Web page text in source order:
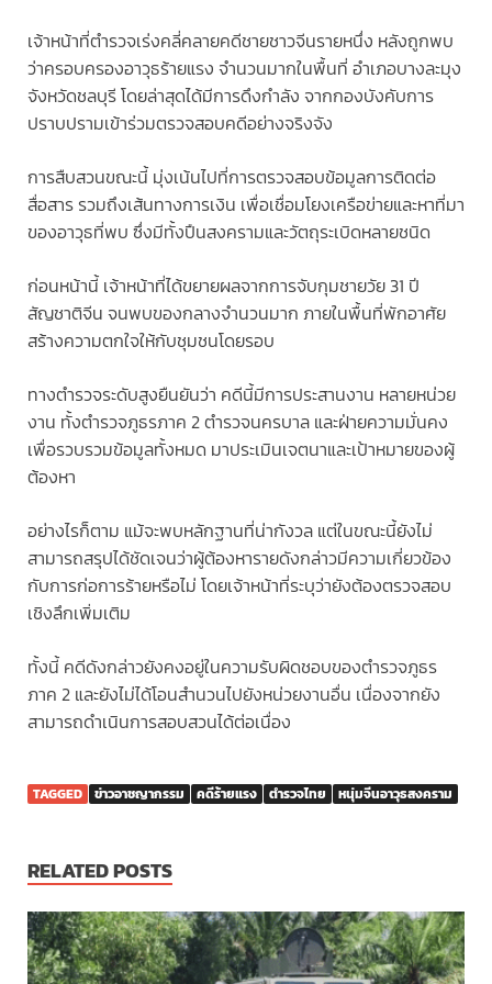
เจ้าหน้าที่ตำรวจเร่งคลี่คลายคดีชายชาวจีนรายหนึ่ง หลังถูกพบ
ว่าครอบครองอาวุธร้ายแรง จำนวนมากในพื้นที่ อำเภอบางละมุง
จังหวัดชลบุรี โดยล่าสุดได้มีการดึงกำลัง จากกองบังคับการ
ปราบปรามเข้าร่วมตรวจสอบคดีอย่างจริงจัง
การสืบสวนขณะนี้ มุ่งเน้นไปที่การตรวจสอบข้อมูลการติดต่อ
สื่อสาร รวมถึงเส้นทางการเงิน เพื่อเชื่อมโยงเครือข่ายและหาที่มา
ของอาวุธที่พบ ซึ่งมีทั้งปืนสงครามและวัตถุระเบิดหลายชนิด
ก่อนหน้านี้ เจ้าหน้าที่ได้ขยายผลจากการจับกุมชายวัย 31 ปี
สัญชาติจีน จนพบของกลางจำนวนมาก ภายในพื้นที่พักอาศัย
สร้างความตกใจให้กับชุมชนโดยรอบ
ทางตำรวจระดับสูงยืนยันว่า คดีนี้มีการประสานงาน หลายหน่วย
งาน ทั้งตำรวจภูธรภาค 2 ตำรวจนครบาล และฝ่ายความมั่นคง
เพื่อรวบรวมข้อมูลทั้งหมด มาประเมินเจตนาและเป้าหมายของผู้
ต้องหา
อย่างไรก็ตาม แม้จะพบหลักฐานที่น่ากังวล แต่ในขณะนี้ยังไม่
สามารถสรุปได้ชัดเจนว่าผู้ต้องหารายดังกล่าวมีความเกี่ยวข้อง
กับการก่อการร้ายหรือไม่ โดยเจ้าหน้าที่ระบุว่ายังต้องตรวจสอบ
เชิงลึกเพิ่มเติม
ทั้งนี้ คดีดังกล่าวยังคงอยู่ในความรับผิดชอบของตำรวจภูธร
ภาค 2 และยังไม่ได้โอนสำนวนไปยังหน่วยงานอื่น เนื่องจากยัง
สามารถดำเนินการสอบสวนได้ต่อเนื่อง
TAGGED ข่าวอาชญากรรม คดีร้ายแรง ตำรวจไทย หนุ่มจีนอาวุธสงคราม
RELATED POSTS